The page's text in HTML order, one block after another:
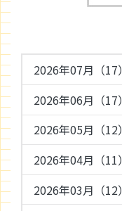
2026年07月（17）
2026年06月（17）
2026年05月（12）
2026年04月（11）
2026年03月（12）